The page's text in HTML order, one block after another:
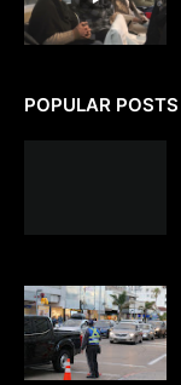
POPULAR POSTS